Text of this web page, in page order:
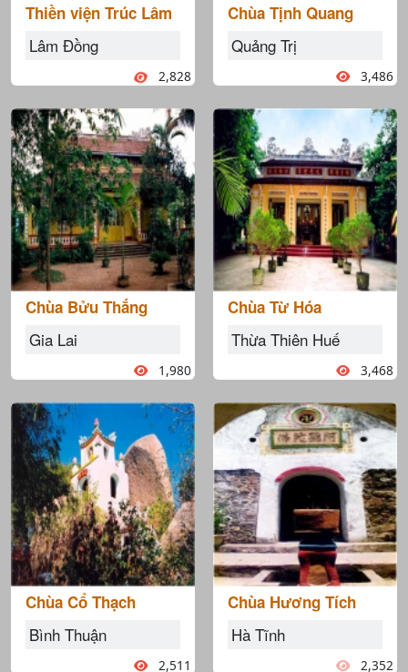
Thiền viện Trúc Lâm
Lâm Đồng
2,828
Chùa Bửu Thắng
Gia Lai
1,980
Chùa Cổ Thạch
Bình Thuận
2,511
Chùa Tịnh Quang
Quảng Trị
3,486
Chùa Từ Hóa
Thừa Thiên Huế
3,468
Chùa Hương Tích
Hà Tĩnh
2,352